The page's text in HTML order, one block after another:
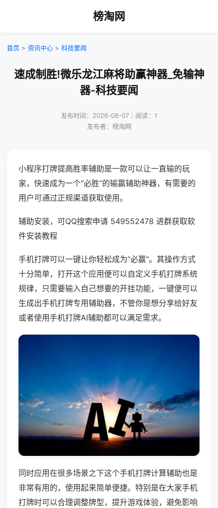
榜淘网
首页 > 资讯中心 > 科技要闻
速成制胜!微乐龙江麻将助赢神器_免输神
器-科技要闻
发布时间：2026-08-07｜阅读：1
发布者：榜淘网
小程序打牌提高胜率辅助是一款可以让一直输的玩
家，快速成为一个“必胜”的输赢辅助神器，有需要的
用户可通过正规渠道获取使用。
辅助安装，可QQ搜索申请 549552478 进群获取软
件安装教程
手机打牌可以一键让你轻松成为“必赢”。其操作方式
十分简单，打开这个应用便可以自定义手机打牌系统
规律，只需要输入自己想要的开挂功能，一键便可以
生成出手机打牌专用辅助器，不管你是想分享给好友
或者使用手机打牌AI辅助都可以满足需求。
同时应用在很多场景之下这个手机打牌计算辅助也是
非常有用的，使用起来简单便捷。特别是在大家手机
打牌时可以合理调整牌型，提升游戏体验，避免影响